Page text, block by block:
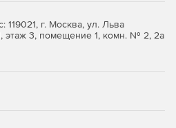
г. Москва, ул. Льва
этаж 3, помещение 1, комн. № 2, 2а